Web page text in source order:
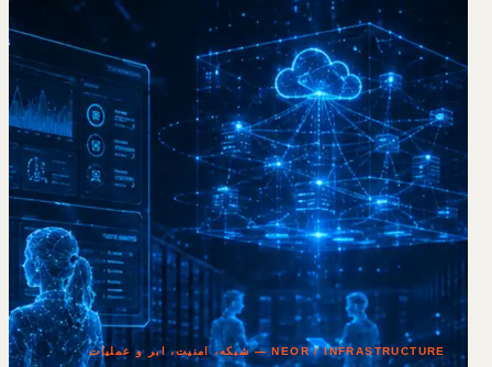
NEOR / INFRASTRUCTURE — شبکه، امنیت، ابر و عملیات